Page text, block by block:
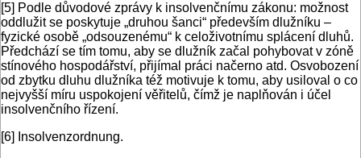
[5] Podle důvodové zprávy k insolvenčnímu zákonu: možnost
oddlužit se poskytuje „druhou šanci“ především dlužníku –
fyzické osobě „odsouzenému“ k celoživotnímu splácení dluhů.
Předchází se tím tomu, aby se dlužník začal pohybovat v zóně
stínového hospodářství, přijímal práci načerno atd. Osvobození
od zbytku dluhu dlužníka též motivuje k tomu, aby usiloval o co
nejvyšší míru uspokojení věřitelů, čímž je naplňován i účel
insolvenčního řízení.
[6]
Insolvenzordnung.